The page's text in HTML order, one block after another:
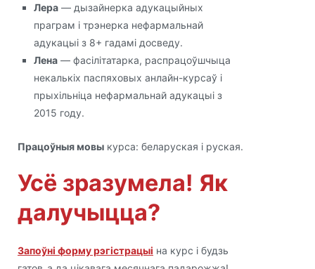
Лера — дызайнерка адукацыйных
праграм і трэнерка нефармальнай
адукацыі з 8+ гадамі досведу.
Лена — фасілітатарка, распрацоўшчыца
некалькіх паспяховых анлайн-курсаў і
прыхільніца нефармальнай адукацыі з
2015 году.
Працоўныя мовы курса: беларуская і руская.
Усё зразумела! Як
далучыцца?
Запоўні форму рэгістрацыі на курс і будзь